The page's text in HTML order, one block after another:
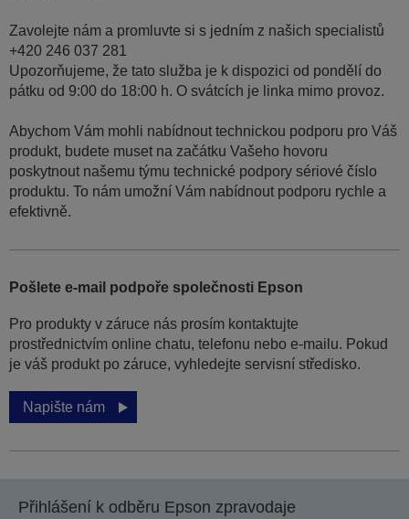
Zavolejte nám a promluvte si s jedním z našich specialistů
+420 246 037 281
Upozorňujeme, že tato služba je k dispozici od pondělí do
pátku od 9:00 do 18:00 h. O svátcích je linka mimo provoz.
Abychom Vám mohli nabídnout technickou podporu pro Váš
produkt, budete muset na začátku Vašeho hovoru
poskytnout našemu týmu technické podpory sériové číslo
produktu. To nám umožní Vám nabídnout podporu rychle a
efektivně.
Pošlete e-mail podpoře společnosti Epson
Pro produkty v záruce nás prosím kontaktujte
prostřednictvím online chatu, telefonu nebo e-mailu. Pokud
je váš produkt po záruce, vyhledejte servisní středisko.
Napište nám
Přihlášení k odběru Epson zpravodaje